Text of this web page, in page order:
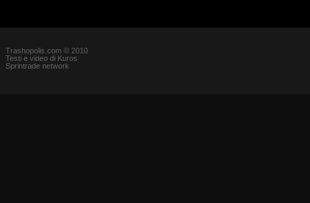
Trashopolis.com © 2010
Testi e video di Kuros
Sprintrade network